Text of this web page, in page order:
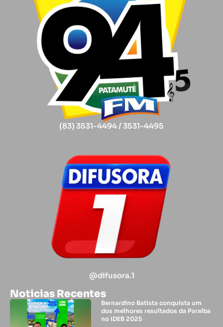
(83) 3531-4494 / 3531-4495
@difusora.1
Noticias Recentes
Bernardino Batista conquista um
dos melhores resultados da Paraíba
no IDEB 2025